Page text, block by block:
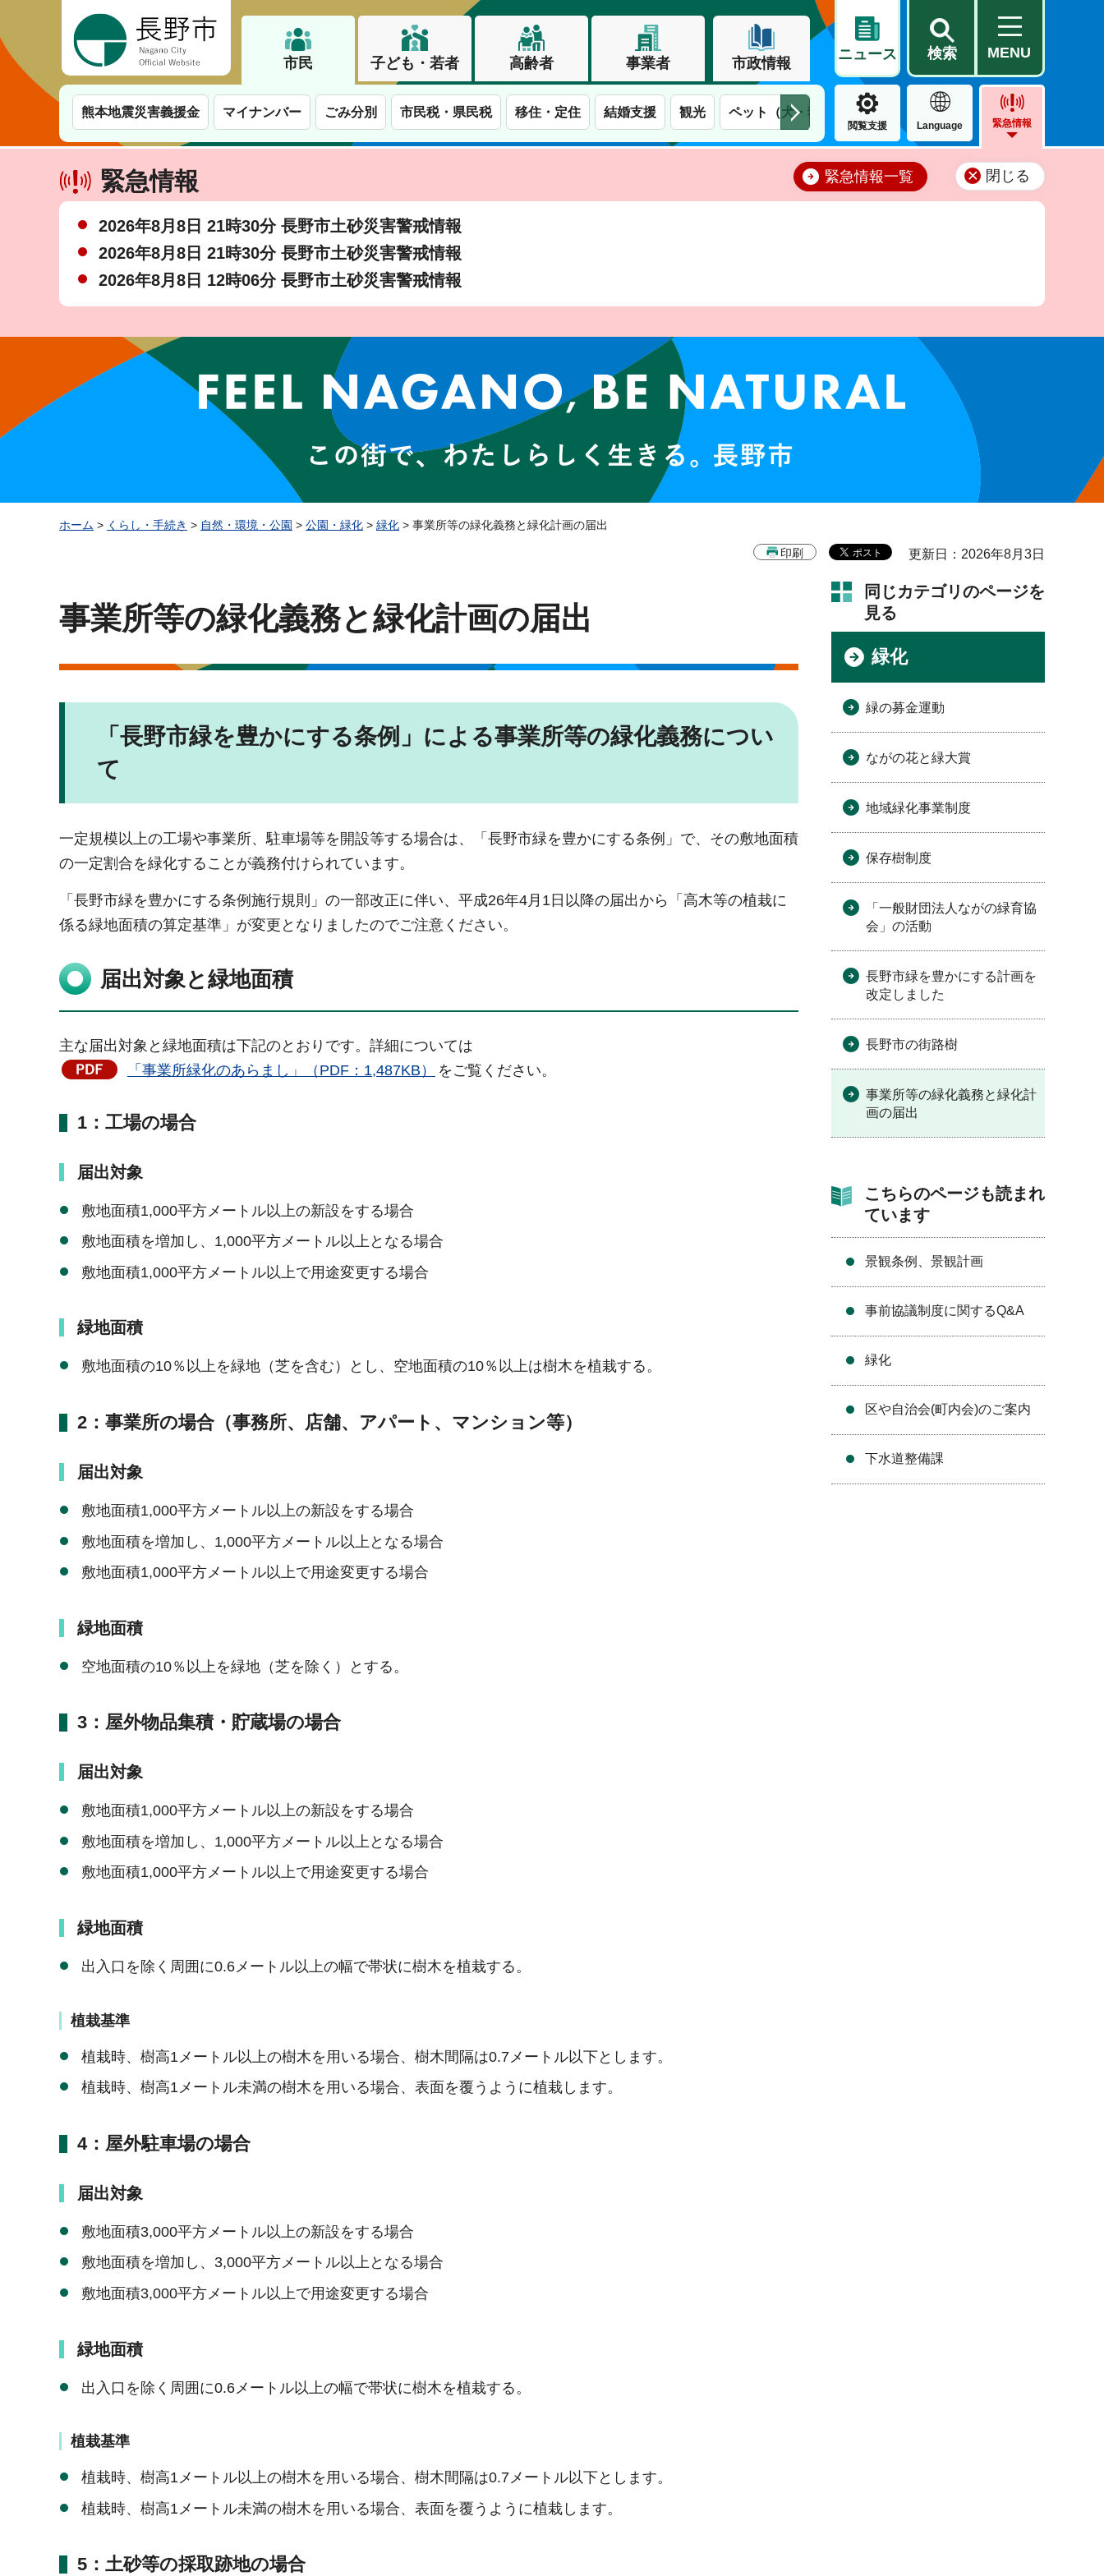
市民 子ども・若者 高齢者 事業者 市政情報
ニュース 検索 MENU
熊本地震災害義援金 マイナンバー ごみ分別 市民税・県民税 移住・定住 結婚支援 観光 ペット（犬・猫） 住民票・戸籍 公営住宅
閲覧支援 Language 緊急情報
緊急情報
2026年8月8日 21時30分 長野市土砂災害警戒情報
2026年8月8日 21時30分 長野市土砂災害警戒情報
2026年8月8日 12時06分 長野市土砂災害警戒情報
緊急情報一覧 閉じる
この街で、わたしらしく生きる。長野市
ホーム > くらし・手続き > 自然・環境・公園 > 公園・緑化 > 緑化 > 事業所等の緑化義務と緑化計画の届出
印刷 更新日：2026年8月3日
事業所等の緑化義務と緑化計画の届出
「長野市緑を豊かにする条例」による事業所等の緑化義務につい
て
一定規模以上の工場や事業所、駐車場等を開設等する場合は、「長野市緑を豊かにする条例」で、その敷地面積
の一定割合を緑化することが義務付けられています。
「長野市緑を豊かにする条例施行規則」の一部改正に伴い、平成26年4月1日以降の届出から「高木等の植栽に
係る緑地面積の算定基準」が変更となりましたのでご注意ください。
届出対象と緑地面積
主な届出対象と緑地面積は下記のとおりです。詳細については
「事業所緑化のあらまし」（PDF：1,487KB）
をご覧ください。
1：工場の場合
届出対象
敷地面積1,000平方メートル以上の新設をする場合
敷地面積を増加し、1,000平方メートル以上となる場合
敷地面積1,000平方メートル以上で用途変更する場合
緑地面積
敷地面積の10％以上を緑地（芝を含む）とし、空地面積の10％以上は樹木を植栽する。
2：事業所の場合（事務所、店舗、アパート、マンション等）
届出対象
敷地面積1,000平方メートル以上の新設をする場合
敷地面積を増加し、1,000平方メートル以上となる場合
敷地面積1,000平方メートル以上で用途変更する場合
緑地面積
空地面積の10％以上を緑地（芝を除く）とする。
3：屋外物品集積・貯蔵場の場合
届出対象
敷地面積1,000平方メートル以上の新設をする場合
敷地面積を増加し、1,000平方メートル以上となる場合
敷地面積1,000平方メートル以上で用途変更する場合
緑地面積
出入口を除く周囲に0.6メートル以上の幅で帯状に樹木を植栽する。
植栽基準
植栽時、樹高1メートル以上の樹木を用いる場合、樹木間隔は0.7メートル以下とします。
植栽時、樹高1メートル未満の樹木を用いる場合、表面を覆うように植栽します。
4：屋外駐車場の場合
届出対象
敷地面積3,000平方メートル以上の新設をする場合
敷地面積を増加し、3,000平方メートル以上となる場合
敷地面積3,000平方メートル以上で用途変更する場合
緑地面積
出入口を除く周囲に0.6メートル以上の幅で帯状に樹木を植栽する。
植栽基準
植栽時、樹高1メートル以上の樹木を用いる場合、樹木間隔は0.7メートル以下とします。
植栽時、樹高1メートル未満の樹木を用いる場合、表面を覆うように植栽します。
5：土砂等の採取跡地の場合
同じカテゴリのページを
見る
緑化
緑の募金運動
ながの花と緑大賞
地域緑化事業制度
保存樹制度
「一般財団法人ながの緑育協
会」の活動
長野市緑を豊かにする計画を
改定しました
長野市の街路樹
事業所等の緑化義務と緑化計
画の届出
こちらのページも読まれ
ています
景観条例、景観計画
事前協議制度に関するQ&A
緑化
区や自治会(町内会)のご案内
下水道整備課